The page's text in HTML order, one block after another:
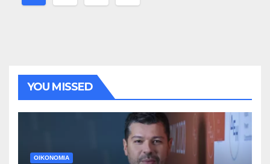
Άρθρων
YOU MISSED
ΟΙΚΟΝΟΜΙΑ